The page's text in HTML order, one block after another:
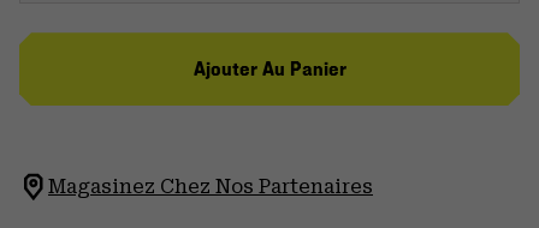
Ajouter Au Panier
Magasinez Chez Nos Partenaires